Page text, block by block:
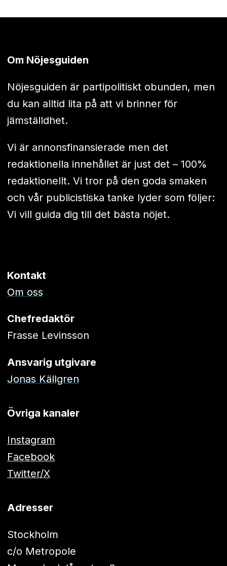
Om Nöjesguiden
Nöjesguiden är partipolitiskt obunden, men
du kan alltid lita på att vi brinner för
jämställdhet.
Vi är annonsfinansierade men det
redaktionella innehållet är just det – 100%
redaktionellt. Vi tror på den goda smaken
och vår publicistiska tanke lyder som följer:
Vi vill guida dig till det bästa nöjet.
Kontakt
Om oss
Chefredaktör
Frasse Levinsson
Ansvarig utgivare
Jonas Källgren
Övriga kanaler
Instagram
Facebook
Twitter/X
Adresser
Stockholm
c/o Metropole